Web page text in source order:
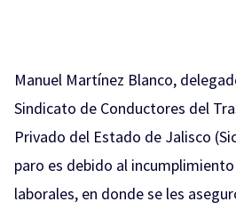
Manuel Martínez Blanco,
Sindicato de Conductores del
Privado del Estado de Jalisco
paro es debido al
laborales, en donde se les